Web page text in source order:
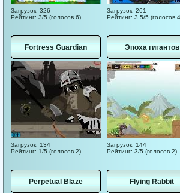
Загрузок: 326
Рейтинг: 3/5 (голосов 6)
Загрузок: 261
Рейтинг: 3.5/5 (голосов
Fortress Guardian
Загрузок: 134
Рейтинг: 1/5 (голосов 2)
Эпоха гигантов
Загрузок: 144
Рейтинг: 3/5 (голосов 2)
Perpetual Blaze Flying Rabbit